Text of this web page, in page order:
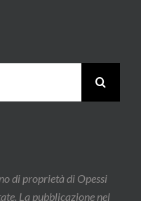
di proprietà di Opessi
La pubblicazione nel